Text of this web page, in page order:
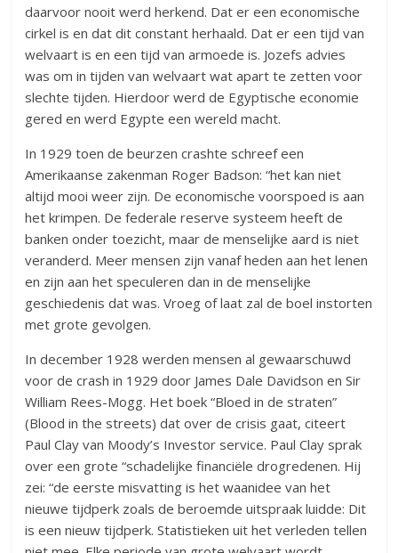
daarvoor nooit werd herkend. Dat er een economische
cirkel is en dat dit constant herhaald. Dat er een tijd van
welvaart is en een tijd van armoede is. Jozefs advies
was om in tijden van welvaart wat apart te zetten voor
slechte tijden. Hierdoor werd de Egyptische economie
gered en werd Egypte een wereld macht.
In 1929 toen de beurzen crashte schreef een
Amerikaanse zakenman Roger Badson: “het kan niet
altijd mooi weer zijn. De economische voorspoed is aan
het krimpen. De federale reserve systeem heeft de
banken onder toezicht, maar de menselijke aard is niet
veranderd. Meer mensen zijn vanaf heden aan het lenen
en zijn aan het speculeren dan in de menselijke
geschiedenis dat was. Vroeg of laat zal de boel instorten
met grote gevolgen.
In december 1928 werden mensen al gewaarschuwd
voor de crash in 1929 door James Dale Davidson en Sir
William Rees-Mogg. Het boek “Bloed in de straten”
(Blood in the streets) dat over de crisis gaat, citeert
Paul Clay van Moody’s Investor service. Paul Clay sprak
over een grote “schadelijke financiële drogredenen. Hij
zei: “de eerste misvatting is het waanidee van het
nieuwe tijdperk zoals de beroemde uitspraak luidde: Dit
is een nieuw tijdperk. Statistieken uit het verleden tellen